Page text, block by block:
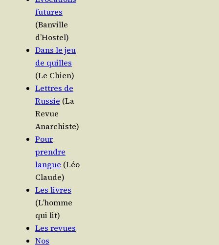
futures
(Ban­ville
d’Hostel)
Dans le jeu
de quilles
(Le Chien)
Lettres de
Rus­sie (La
Revue
Anarchiste)
Pour
prendre
langue (Léo
Claude)
Les livres
(L’homme
qui lit)
Les revues
Nos